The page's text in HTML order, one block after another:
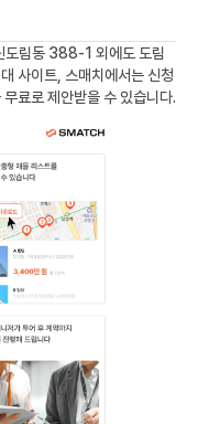
도림동 388-1 외에도 도림
사이트, 스매치에서는 신청
료로 제안받을 수 있습니다.